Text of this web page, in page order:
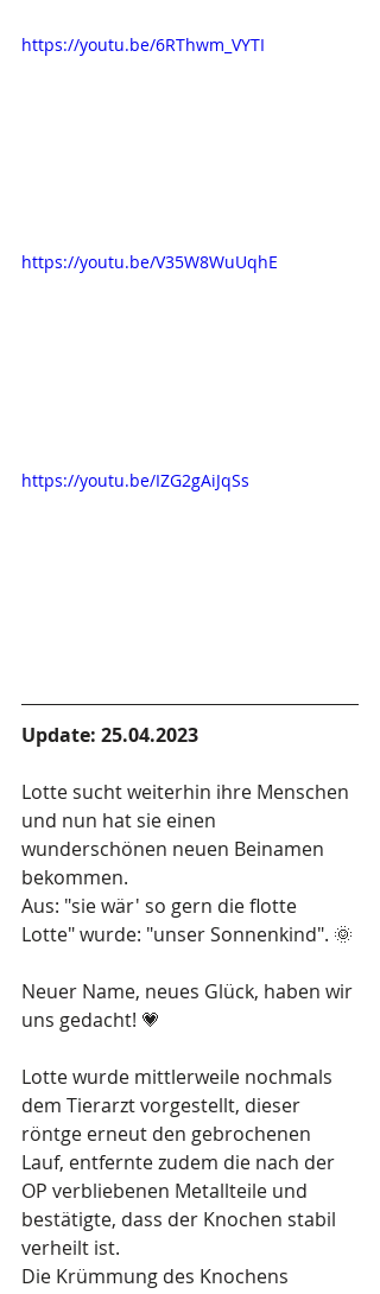
https://youtu.be/6RThwm_VYTI
https://youtu.be/V35W8WuUqhE
https://youtu.be/IZG2gAiJqSs
Update: 25.04.2023
Lotte sucht weiterhin ihre Menschen
und nun hat sie einen
wunderschönen neuen Beinamen
bekommen.
Aus: "sie wär' so gern die flotte
Lotte" wurde: "unser Sonnenkind". 🌞
Neuer Name, neues Glück, haben wir
uns gedacht! 💗
Lotte wurde mittlerweile nochmals
dem Tierarzt vorgestellt, dieser
röntge erneut den gebrochenen
Lauf, entfernte zudem die nach der
OP verbliebenen Metallteile und
bestätigte, dass der Knochen stabil
verheilt ist.
Die Krümmung des Knochens